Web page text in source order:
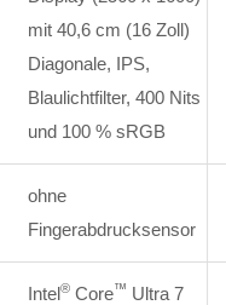
mit 40,6 cm (16 Zoll)
Diagonale, IPS,
Blaulichtfilter, 400 Nits
und 100 % sRGB
ohne
Fingerabdrucksensor
Intel® Core™ Ultra 7